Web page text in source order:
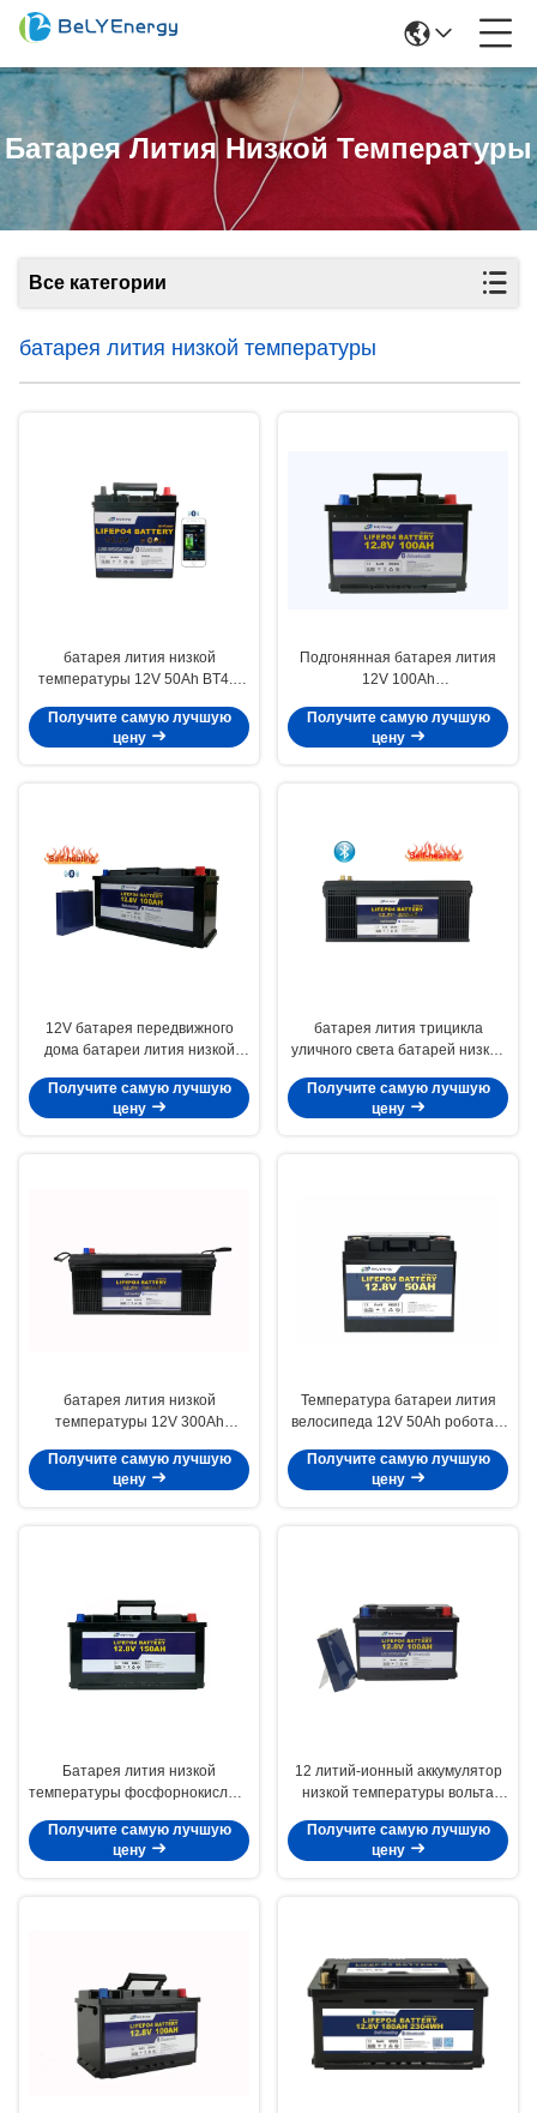
Батарея Лития Низкой Температуры
Все категории
батарея лития низкой температуры
батарея лития низкой
температуры 12V 50Ah BT4.0
Получите самую лучшую
цену
Подгонянная батарея лития
12V 100Ah
перезаряжаемые
Получите самую лучшую
цену
12V батарея передвижного
дома батареи лития низкой
Получите самую лучшую
цену
батарея лития трицикла
уличного света батарей низкой
электрическая
Получите самую лучшую
цену
батарея лития низкой
температуры 12V 300Ah
подводной лодки
Получите самую лучшую
цену
Температура батареи лития
велосипеда 12V 50Ah робота e
Получите самую лучшую
цену
Батарея лития низкой
температуры фосфорнокислого
Получите самую лучшую
цену
12 литий-ионный аккумулятор
низкой температуры вольта
Получите самую лучшую
цену